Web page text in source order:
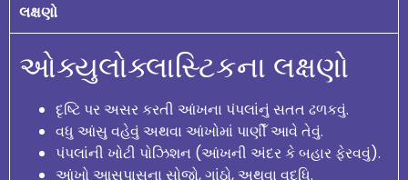
લક્ષણો
ઓક્યુલોક્લાસ્ટિકના લક્ષણો
દૃષ્ટિ પર અસર કરતી આંખના પંપલાંનું સતત ઢળકવું.
વધુ આંસુ વહેવું અથવા આંખોમાં પાણીઁ આવે તેવું.
પંપલાંની ખોટી પોઝિશન (આંખની અંદર કે બહાર ફેરવવું).
આંખો આસપાસના સોજો, ગાંઠો, અથવા વૃદ્ધિ.